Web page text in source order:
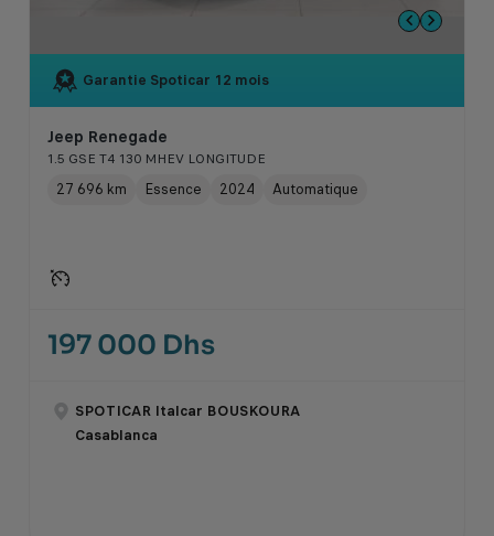
Garantie Spoticar 12 mois
Jeep Renegade
1.5 GSE T4 130 MHEV LONGITUDE
27 696 km Essence 2024 Automatique
197 000 Dhs
SPOTICAR Italcar BOUSKOURA
Casablanca